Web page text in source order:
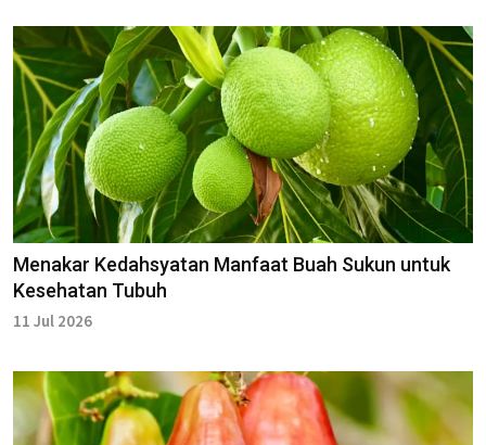
Menakar Kedahsyatan Manfaat Buah Sukun untuk
Kesehatan Tubuh
11 Jul 2026